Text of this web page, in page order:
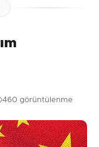
460 görüntülenme